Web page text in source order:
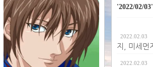
'2022/02/03'
2022.02.03
지, 미세먼
2022.02.03